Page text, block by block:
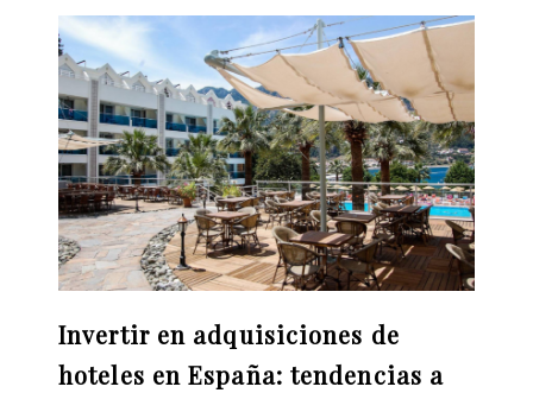
Invertir en adquisiciones de
hoteles en España: tendencias a